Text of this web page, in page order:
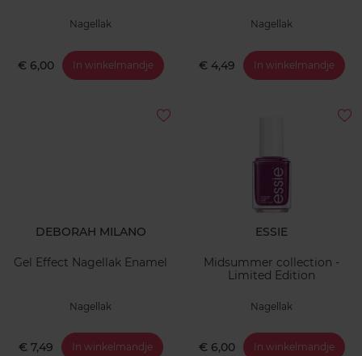
Nagellak
€ 6,00 In winkelmandje
Nagellak
€ 4,49 In winkelmandje
DEBORAH MILANO
Gel Effect Nagellak Enamel
Nagellak
€ 7,49 In winkelmandje
ESSIE
Midsummer collection -
Limited Edition
Nagellak
€ 6,00 In winkelmandje